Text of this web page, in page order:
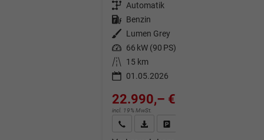
Getriebe Automatik
Kraftstoff Benzin
Außenfarbe
Lumen Grey
Leistung 66 kW (90 PS)
Kilometerstand
15 km
01.05.2026
22.990,– €
incl. 19% MwSt.
Wir rufen Sie anFahrzeugexposé (PDF)